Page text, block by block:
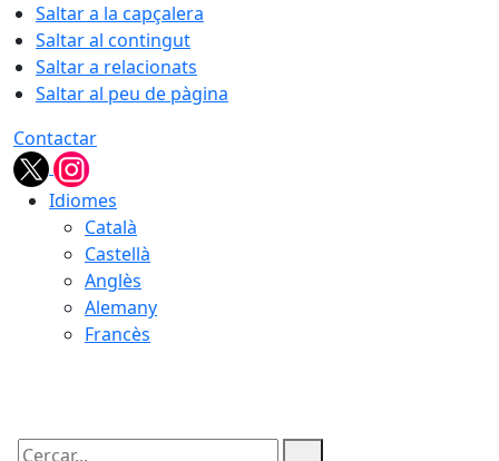
Saltar a la capçalera
Saltar al contingut
Saltar a relacionats
Saltar al peu de pàgina
Contactar
Idiomes
Català
Castellà
Anglès
Alemany
Francès